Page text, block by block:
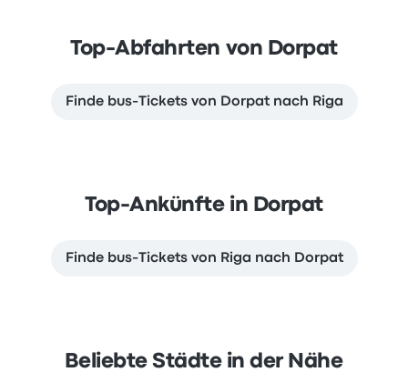
Top-Abfahrten von Dorpat
Finde bus-Tickets von Dorpat nach Riga
Top-Ankünfte in Dorpat
Finde bus-Tickets von Riga nach Dorpat
Beliebte Städte in der Nähe